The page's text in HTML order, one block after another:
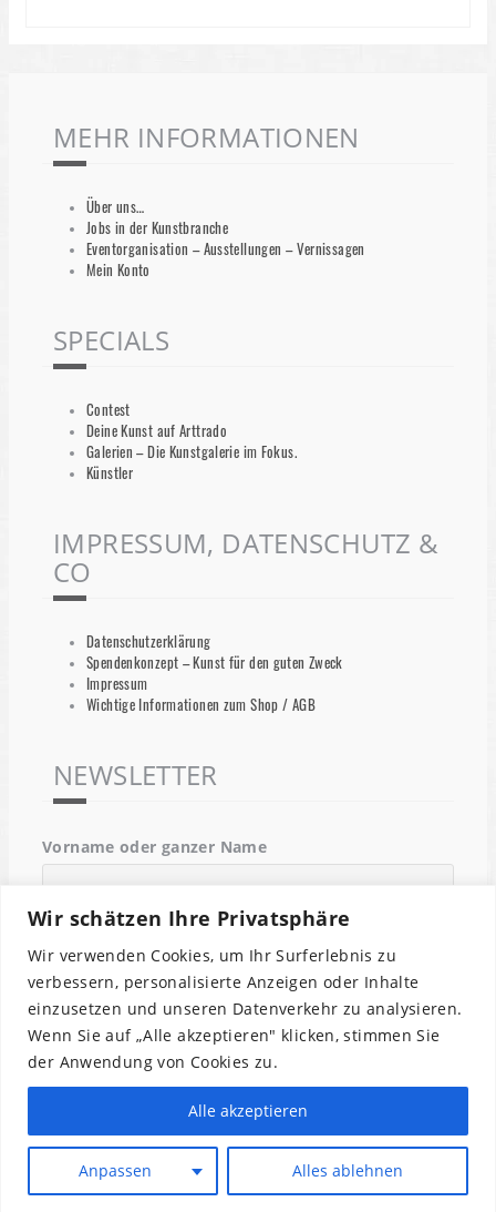
Wir schätzen Ihre Privatsphäre
Wir verwenden Cookies, um Ihr Surferlebnis zu
verbessern, personalisierte Anzeigen oder Inhalte
einzusetzen und unseren Datenverkehr zu analysieren.
Wenn Sie auf „Alle akzeptieren" klicken, stimmen Sie
der Anwendung von Cookies zu.
Anpassen Alles ablehnen
Alle akzeptieren
MEHR INFORMATIONEN
Über uns…
Jobs in der Kunstbranche
Eventorganisation – Ausstellungen – Vernissagen
Mein Konto
SPECIALS
Contest
Deine Kunst auf Arttrado
Galerien – Die Kunstgalerie im Fokus.
Künstler
IMPRESSUM, DATENSCHUTZ &
CO
Datenschutzerklärung
Spendenkonzept – Kunst für den guten Zweck
Impressum
Wichtige Informationen zum Shop / AGB
NEWSLETTER
Vorname oder ganzer Name
Email
Indem Du fortfährst, akzeptierst Du unsere
Datenschutzerklärung.